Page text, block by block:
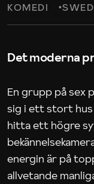
KOMEDI
Det moderna
En grupp på sex
sig i ett stort hus
hitta ett högre
energin är på
allvetande